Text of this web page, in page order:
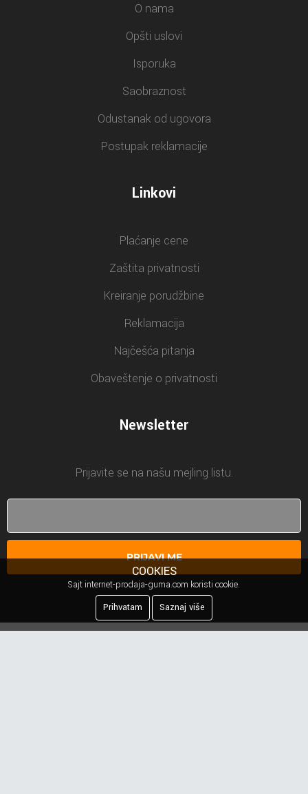
O nama
Opšti uslovi
Isporuka
Saobraznost
Odustanak od ugovora
Postupak reklamacije
Linkovi
Plaćanje cene
Zaštita privatnosti
Kreiranje porudžbine
Reklamacija
Najčešća pitanja
Obaveštenje o privatnosti
Newsletter
Prijavite se na našu mejling listu.
PRIJAVI ME
COOKIES
Sajt internet-prodaja-guma.com koristi cookie.
Prihvatam
Saznaj više